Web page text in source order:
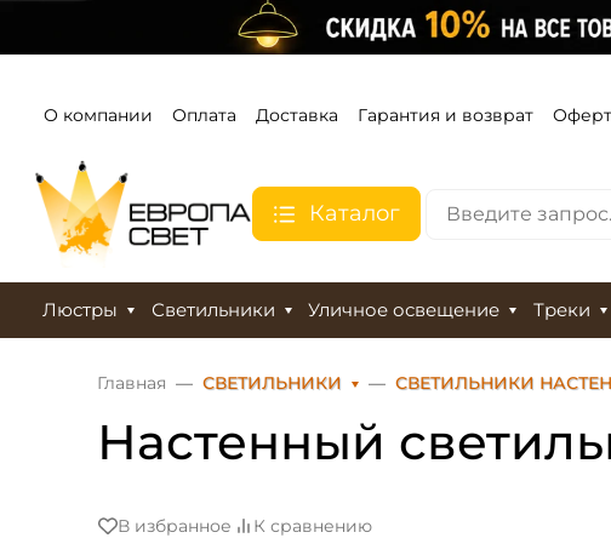
О компании Оплата Доставка Гарантия и возврат
Каталог
Люстры Светильники Уличное освещение Треки
Главная СВЕТИЛЬНИКИ СВЕТИЛЬНИКИ
Настенный
В избранное К сравнению